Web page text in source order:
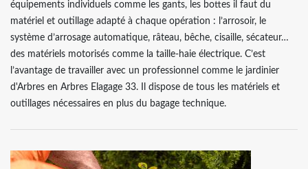
équipements individuels comme les gants, les bottes il faut du
matériel et outillage adapté à chaque opération : l’arrosoir, le
système d’arrosage automatique, râteau, bêche, cisaille, sécateur…
des matériels motorisés comme la taille-haie électrique. C’est
l’avantage de travailler avec un professionnel comme le jardinier
d'Arbres en Arbres Elagage 33. Il dispose de tous les matériels et
outillages nécessaires en plus du bagage technique.